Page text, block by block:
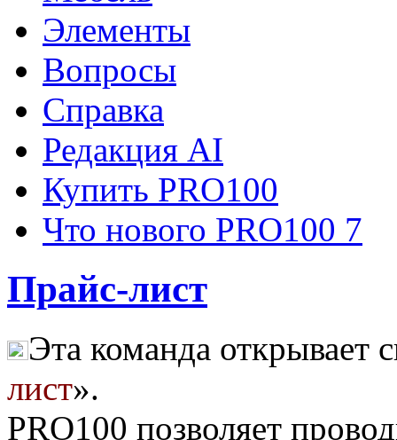
Элементы
Вопросы
Справка
Редакция AI
Купить PRO100
Что нового PRO100 7
Прайс-лист
Эта команда открывает
лист».
PRO100 позволяет